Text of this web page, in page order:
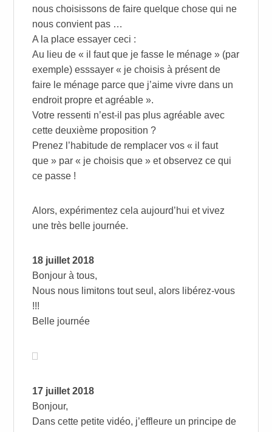
nous choisissons de faire quelque chose qui ne
nous convient pas …
A la place essayer ceci :
Au lieu de « il faut que je fasse le ménage » (par
exemple) esssayer « je choisis à présent de
faire le ménage parce que j’aime vivre dans un
endroit propre et agréable ».
Votre ressenti n’est-il pas plus agréable avec
cette deuxième proposition ?
Prenez l’habitude de remplacer vos « il faut
que » par « je choisis que » et observez ce qui
ce passe !
Alors, expérimentez cela aujourd’hui et vivez
une très belle journée.
18 juillet 2018
Bonjour à tous,
Nous nous limitons tout seul, alors libérez-vous
!!!
Belle journée
17 juillet 2018
Bonjour,
Dans cette petite vidéo, j’effleure un principe de